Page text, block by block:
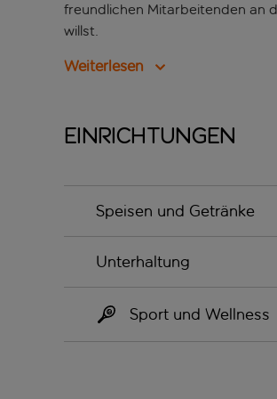
freundlichen Mitarbeitenden an
willst.
Weiterlesen
Einrichtungen
Speisen und Getränke
Unterhaltung
Sport und Wellness